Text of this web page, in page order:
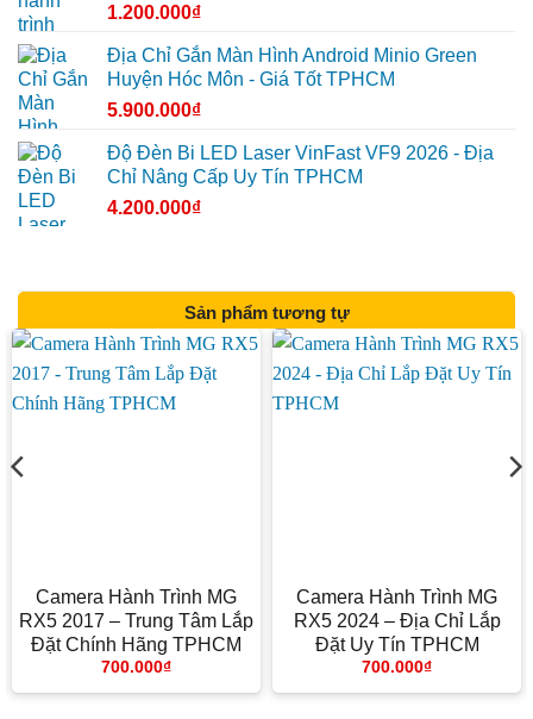
1.200.000₫
Địa Chỉ Gắn Màn Hình Android Minio Green
Huyện Hóc Môn - Giá Tốt TPHCM
5.900.000₫
Độ Đèn Bi LED Laser VinFast VF9 2026 - Địa
Chỉ Nâng Cấp Uy Tín TPHCM
4.200.000₫
Sản phẩm tương tự
Camera Hành Trình MG
RX5 2017 – Trung Tâm Lắp
Đặt Chính Hãng TPHCM
700.000₫
Camera Hành Trình MG
RX5 2024 – Địa Chỉ Lắp
Đặt Uy Tín TPHCM
700.000₫